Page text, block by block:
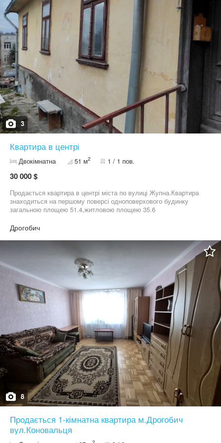
доступності — неподалік залізничний вокзал — близько 15 хв
пішки до автовокзалу — зручне транспортне сполучення з
центром міста
3
Квартира в центрі
Двокімнатна 51 м2 1 / 1 пов.
30 000 $
Продається квартира в центрі міста по вулиці Жупна.Квартира
знаходиться на першому поверсі одноповерхового будинку
загальною площею 51.4,житловою площею 35.6
кладова.Потребує ремонту.Всі комунікації є.Такаж є можливість
придбати неподалік гараж.
Дрогобич
8
Продається 1-кімнатна квартира м.Дрогобич
вул.Коновальця